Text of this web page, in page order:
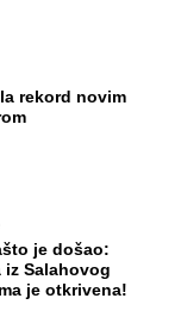
rekord novim
je došao:
Salahovog
je otkrivena!